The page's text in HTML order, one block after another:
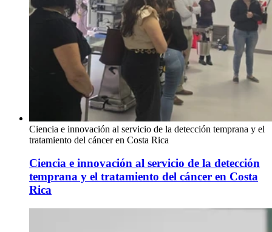
Ciencia e innovación al servicio de la detección temprana y el
tratamiento del cáncer en Costa Rica
Ciencia e innovación al servicio de la detección
temprana y el tratamiento del cáncer en Costa
Rica